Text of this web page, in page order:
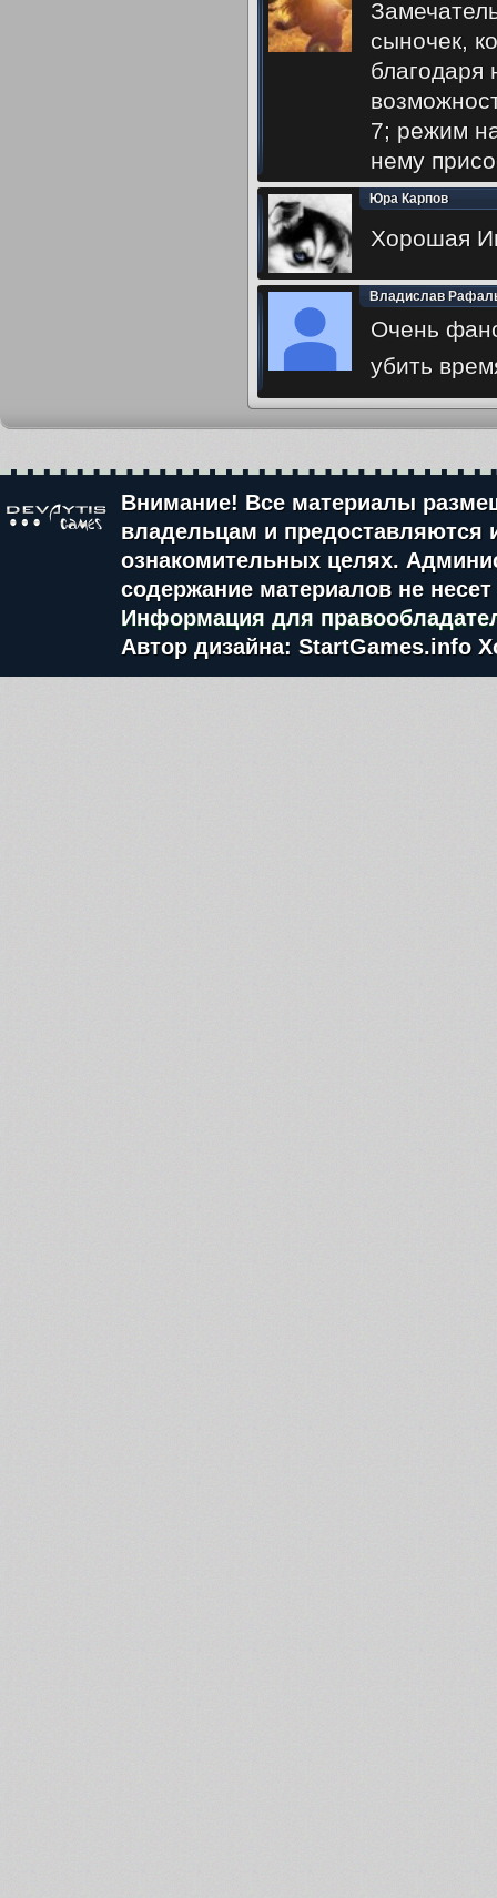
сыночек,
благодаря
7; режим
нему
Юра Карпов
Хорошая
Владислав
Очень
убить
Внимание! Все материалы
владельцам и предоставляются
ознакомительных целях.
содержание материалов не
Информация для
Автор дизайна: StartGames.info